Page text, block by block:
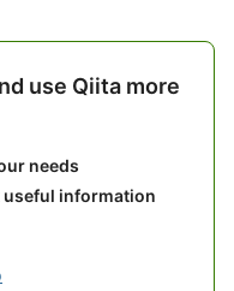
use Qiita more
needs
useful information